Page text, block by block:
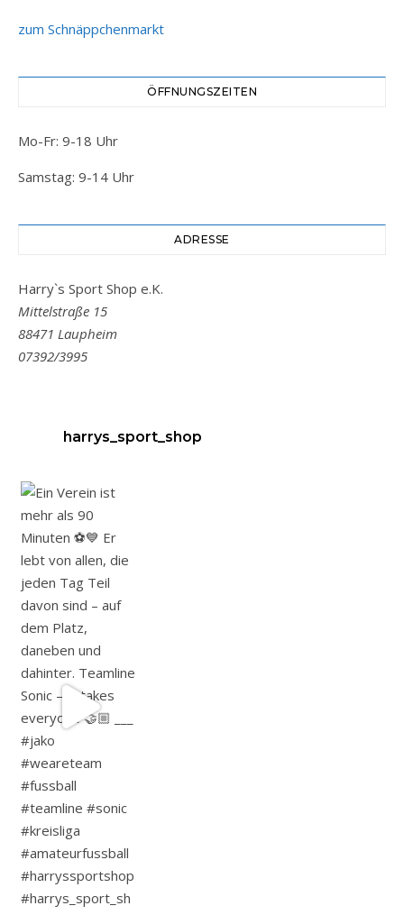
zum Schnäppchenmarkt
ÖFFNUNGSZEITEN
Mo-Fr: 9-18 Uhr
Samstag: 9-14 Uhr
ADRESSE
Harry`s Sport Shop e.K.
Mittelstraße 15
88471 Laupheim
07392/3995
harrys_sport_shop